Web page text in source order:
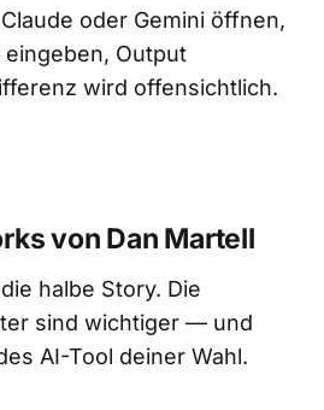
oder Gemini öffnen,
Output
wird offensichtlich.
von Dan Martell
halbe Story. Die
sind wichtiger — und
AI-Tool deiner Wahl.